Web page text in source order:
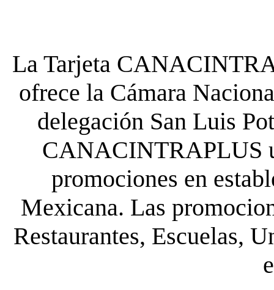
La Tarjeta
ofrece la Cámara
delegación San Luis
CANACINTRAPLUS
promociones en
Mexicana. Las
Restaurantes, Escuelas,